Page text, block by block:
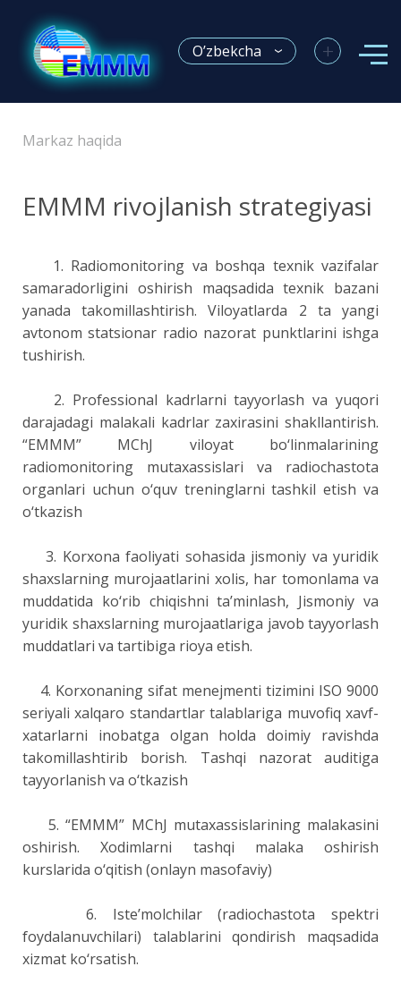
O’zbekcha +
Markaz haqida
EMMM rivojlanish strategiyasi
1. Radiomonitoring va boshqa texnik vazifalar
samaradorligini oshirish maqsadida texnik bazani
yanada takomillashtirish. Viloyatlarda 2 ta yangi
avtonom statsionar radio nazorat punktlarini ishga
tushirish.
2. Professional kadrlarni tayyorlash va yuqori
darajadagi malakali kadrlar zaxirasini shakllantirish.
“EMMM” MChJ viloyat bo‘linmalarining
radiomonitoring mutaxassislari va radiochastota
organlari uchun o‘quv treninglarni tashkil etish va
o‘tkazish
3. Korxona faoliyati sohasida jismoniy va yuridik
shaxslarning murojaatlarini xolis, har tomonlama va
muddatida ko‘rib chiqishni ta’minlash, Jismoniy va
yuridik shaxslarning murojaatlariga javob tayyorlash
muddatlari va tartibiga rioya etish.
4. Korxonaning sifat menejmenti tizimini ISO 9000
seriyali xalqaro standartlar talablariga muvofiq xavf-
xatarlarni inobatga olgan holda doimiy ravishda
takomillashtirib borish. Tashqi nazorat auditiga
tayyorlanish va o‘tkazish
5. “EMMM” MChJ mutaxassislarining malakasini
oshirish. Xodimlarni tashqi malaka oshirish
kurslarida o‘qitish (onlayn masofaviy)
6. Iste’molchilar (radiochastota spektri
foydalanuvchilari) talablarini qondirish maqsadida
xizmat ko‘rsatish.